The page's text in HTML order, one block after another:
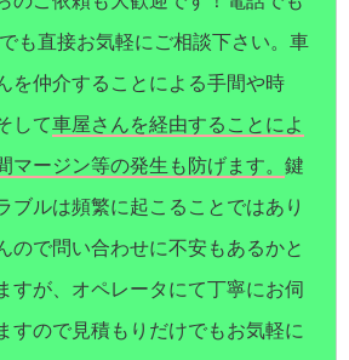
も直接お気軽にご相談下さい。車
を仲介することによる手間や時
して車屋さんを経由することによ
マージン等の発生も防げます。 鍵
ブルは頻繁に起こることではあり
ので問い合わせに不安もあるかと
すが、オペレータにて丁寧にお伺
すので見積もりだけでもお気軽に